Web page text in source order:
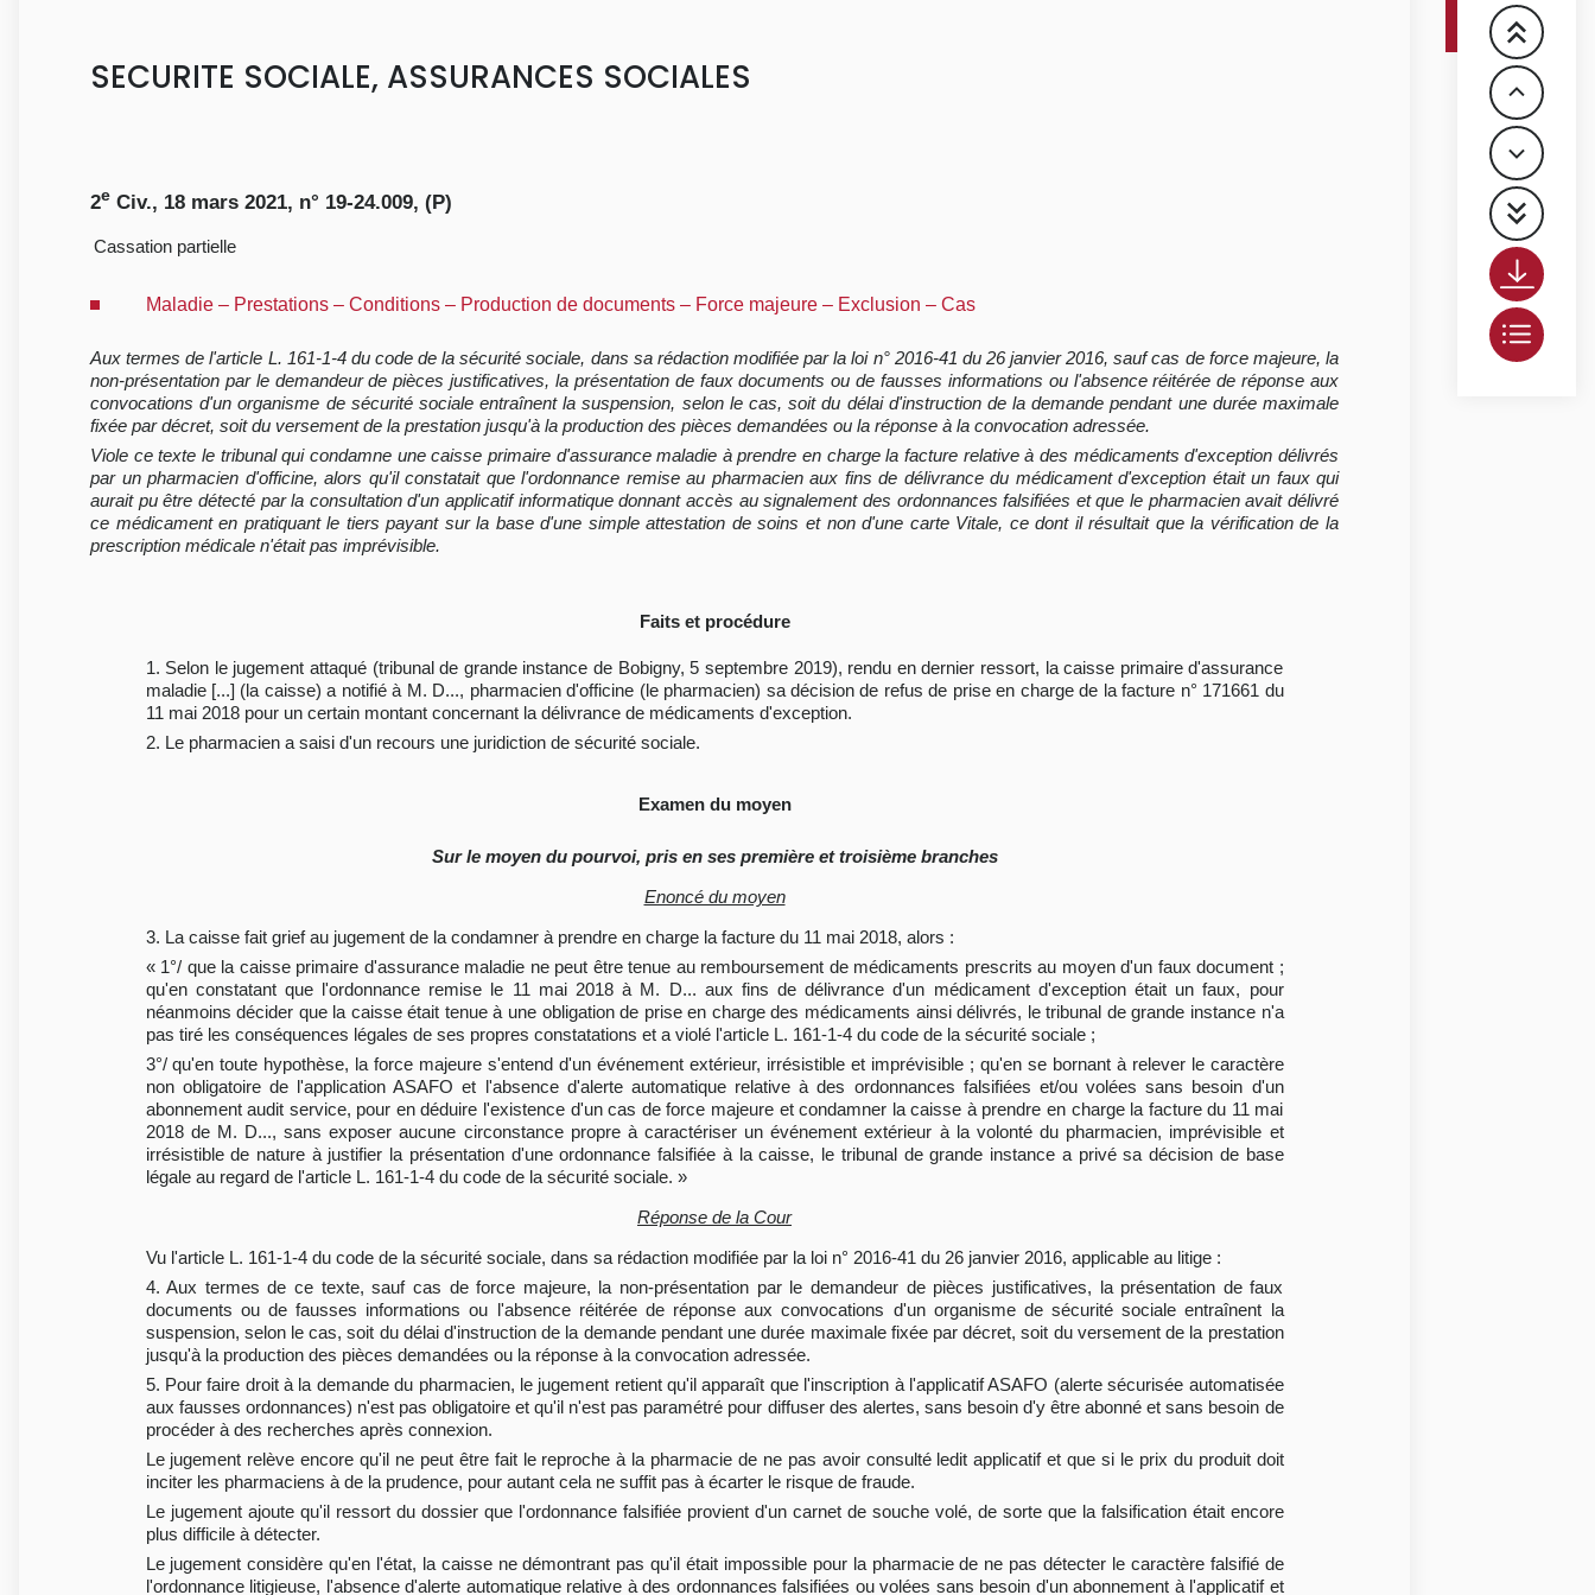
SECURITE SOCIALE, ASSURANCES SOCIALES
2e Civ., 18 mars 2021, n° 19-24.009, (P)
Cassation partielle
Maladie – Prestations – Conditions – Production de documents – Force majeure – Exclusion – Cas
Aux termes de l'article L. 161-1-4 du code de la sécurité sociale, dans sa rédaction modifiée par la loi n° 2016-41 du 26 janvier 2016, sauf cas de force majeure, la
non-présentation par le demandeur de pièces justificatives, la présentation de faux documents ou de fausses informations ou l'absence réitérée de réponse aux
convocations d'un organisme de sécurité sociale entraînent la suspension, selon le cas, soit du délai d'instruction de la demande pendant une durée maximale
fixée par décret, soit du versement de la prestation jusqu'à la production des pièces demandées ou la réponse à la convocation adressée.
Viole ce texte le tribunal qui condamne une caisse primaire d'assurance maladie à prendre en charge la facture relative à des médicaments d'exception délivrés
par un pharmacien d'officine, alors qu'il constatait que l'ordonnance remise au pharmacien aux fins de délivrance du médicament d'exception était un faux qui
aurait pu être détecté par la consultation d'un applicatif informatique donnant accès au signalement des ordonnances falsifiées et que le pharmacien avait délivré
ce médicament en pratiquant le tiers payant sur la base d'une simple attestation de soins et non d'une carte Vitale, ce dont il résultait que la vérification de la
prescription médicale n'était pas imprévisible.
Faits et procédure
1. Selon le jugement attaqué (tribunal de grande instance de Bobigny, 5 septembre 2019), rendu en dernier ressort, la caisse primaire d'assurance
maladie [...] (la caisse) a notifié à M. D..., pharmacien d'officine (le pharmacien) sa décision de refus de prise en charge de la facture n° 171661 du
11 mai 2018 pour un certain montant concernant la délivrance de médicaments d'exception.
2. Le pharmacien a saisi d'un recours une juridiction de sécurité sociale.
Examen du moyen
Sur le moyen du pourvoi, pris en ses première et troisième branches
Enoncé du moyen
3. La caisse fait grief au jugement de la condamner à prendre en charge la facture du 11 mai 2018, alors :
« 1°/ que la caisse primaire d'assurance maladie ne peut être tenue au remboursement de médicaments prescrits au moyen d'un faux document ;
qu'en constatant que l'ordonnance remise le 11 mai 2018 à M. D... aux fins de délivrance d'un médicament d'exception était un faux, pour
néanmoins décider que la caisse était tenue à une obligation de prise en charge des médicaments ainsi délivrés, le tribunal de grande instance n'a
pas tiré les conséquences légales de ses propres constatations et a violé l'article L. 161-1-4 du code de la sécurité sociale ;
3°/ qu'en toute hypothèse, la force majeure s'entend d'un événement extérieur, irrésistible et imprévisible ; qu'en se bornant à relever le caractère
non obligatoire de l'application ASAFO et l'absence d'alerte automatique relative à des ordonnances falsifiées et/ou volées sans besoin d'un
abonnement audit service, pour en déduire l'existence d'un cas de force majeure et condamner la caisse à prendre en charge la facture du 11 mai
2018 de M. D..., sans exposer aucune circonstance propre à caractériser un événement extérieur à la volonté du pharmacien, imprévisible et
irrésistible de nature à justifier la présentation d'une ordonnance falsifiée à la caisse, le tribunal de grande instance a privé sa décision de base
légale au regard de l'article L. 161-1-4 du code de la sécurité sociale. »
Réponse de la Cour
Vu l'article L. 161-1-4 du code de la sécurité sociale, dans sa rédaction modifiée par la loi n° 2016-41 du 26 janvier 2016, applicable au litige :
4. Aux termes de ce texte, sauf cas de force majeure, la non-présentation par le demandeur de pièces justificatives, la présentation de faux
documents ou de fausses informations ou l'absence réitérée de réponse aux convocations d'un organisme de sécurité sociale entraînent la
suspension, selon le cas, soit du délai d'instruction de la demande pendant une durée maximale fixée par décret, soit du versement de la prestation
jusqu'à la production des pièces demandées ou la réponse à la convocation adressée.
5. Pour faire droit à la demande du pharmacien, le jugement retient qu'il apparaît que l'inscription à l'applicatif ASAFO (alerte sécurisée automatisée
aux fausses ordonnances) n'est pas obligatoire et qu'il n'est pas paramétré pour diffuser des alertes, sans besoin d'y être abonné et sans besoin de
procéder à des recherches après connexion.
Le jugement relève encore qu'il ne peut être fait le reproche à la pharmacie de ne pas avoir consulté ledit applicatif et que si le prix du produit doit
inciter les pharmaciens à de la prudence, pour autant cela ne suffit pas à écarter le risque de fraude.
Le jugement ajoute qu'il ressort du dossier que l'ordonnance falsifiée provient d'un carnet de souche volé, de sorte que la falsification était encore
plus difficile à détecter.
Le jugement considère qu'en l'état, la caisse ne démontrant pas qu'il était impossible pour la pharmacie de ne pas détecter le caractère falsifié de
l'ordonnance litigieuse, l'absence d'alerte automatique relative à des ordonnances falsifiées ou volées sans besoin d'un abonnement à l'applicatif et